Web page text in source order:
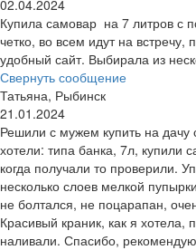
02.04.2024
Купила самовар на 7 литров с
четко, во всем идут на
удобный сайт. Выбирала из
Свернуть сообщение
Татьяна, Рыбинск
21.01.2024
Решили с мужем купить на
хотели: типа банка, 7л, купили
когда получали то проверили.
несколько слоев мелкой
не болтался, не поцарапан,
Красивый краник, как я хотела,
наливали. Спасибо,